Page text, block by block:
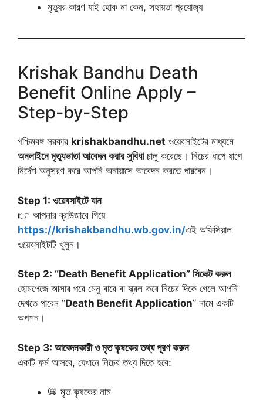
মৃত্যুর কারণ যাই হোক না কেন, সহায়তা প্রযোজ্য
Krishak Bandhu Death
Benefit Online Apply –
Step-by-Step
পশ্চিমবঙ্গ সরকার krishakbandhu.net ওয়েবসাইটের মাধ্যমে
অনলাইনে মৃত্যুভাতা আবেদন করার সুবিধাচালু করেছে। নিচের ধাপে ধাপে
নির্দেশ অনুসরণ করে আপনি অনায়াসে আবেদন করতে পারবেন।
Step 1: ওয়েবসাইটে যান
👉 আপনার ব্রাউজারে গিয়ে
https://krishakbandhu.wb.gov.in/এই অফিসিয়াল
ওয়েবসাইটটি খুলুন।
Step 2: “Death Benefit Application” সিলেক্ট করুন
হোমপেজে আসার পরে মেনু বারে বা স্ক্রল করে নিচের দিকে গেলে আপনি
দেখতে পাবেন “Death Benefit Application” নামে একটি
অপশন।
Step 3: আবেদনকারী ও মৃত কৃষকের তথ্য পূরণ করুন
একটি ফর্ম আসবে, যেখানে নিচের তথ্য দিতে হবে:
📛 মৃত কৃষকের নাম